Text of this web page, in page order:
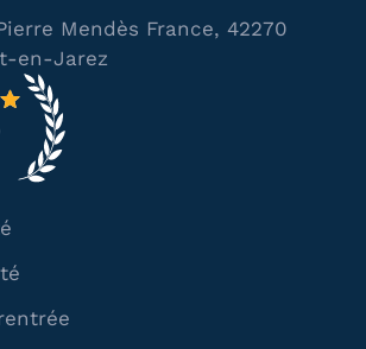
Mendès France, 42270
en-Jarez